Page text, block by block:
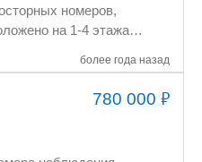
более года назад
780 000₽